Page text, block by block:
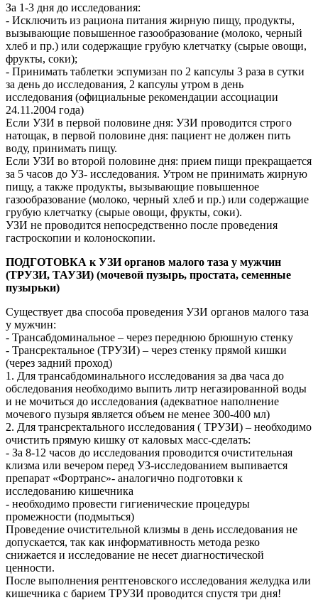
За 1-3 дня до исследования:
- Исключить из рациона питания жирную пищу, продукты,
вызывающие повышенное газообразование (молоко, черный
хлеб и пр.) или содержащие грубую клетчатку (сырые овощи,
фрукты, соки);
- Принимать таблетки эспумизан по 2 капсулы 3 раза в сутки
за день до исследования, 2 капсулы утром в день
исследования (официальные рекомендации ассоциации
24.11.2004 года)
Если УЗИ в первой половине дня: УЗИ проводится строго
натощак, в первой половине дня: пациент не должен пить
воду, принимать пищу.
Если УЗИ во второй половине дня: прием пищи прекращается
за 5 часов до УЗ- исследования. Утром не принимать жирную
пищу, а также продукты, вызывающие повышенное
газообразование (молоко, черный хлеб и пр.) или содержащие
грубую клетчатку (сырые овощи, фрукты, соки).
УЗИ не проводится непосредственно после проведения
гастроскопии и колоноскопии.
ПОДГОТОВКА к УЗИ органов малого таза у мужчин
(ТРУЗИ, ТАУЗИ) (мочевой пузырь, простата, семенные
пузырьки)
Существует два способа проведения УЗИ органов малого таза
у мужчин:
- Трансабдоминальное – через переднюю брюшную стенку
- Трансректальное (ТРУЗИ) – через стенку прямой кишки
(через задний проход)
1. Для трансабдоминального исследования за два часа до
обследования необходимо выпить литр негазированной воды
и не мочиться до исследования (адекватное наполнение
мочевого пузыря является объем не менее 300-400 мл)
2. Для трансректального исследования ( ТРУЗИ) – необходимо
очистить прямую кишку от каловых масс-сделать:
- За 8-12 часов до исследования проводится очистительная
клизма или вечером перед УЗ-исследованием выпивается
препарат «Фортранс»- аналогично подготовки к
исследованию кишечника
- необходимо провести гигиенические процедуры
промежности (подмыться)
Проведение очистительной клизмы в день исследования не
допускается, так как информативность метода резко
снижается и исследование не несет диагностической
ценности.
После выполнения рентгеновского исследования желудка или
кишечника с барием ТРУЗИ проводится спустя три дня!